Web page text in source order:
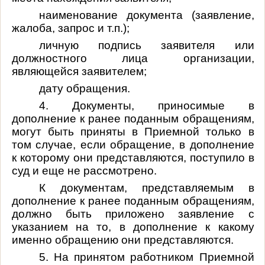
наименование документа (заявление,
жалоба, запрос и т.п.);
личную подпись заявителя или
должностного лица организации,
являющейся заявителем;
дату обращения.
4. Документы, приносимые в
дополнение к ранее поданным обращениям,
могут быть приняты в Приемной только в
том случае, если обращение, в дополнение
к которому они представляются, поступило в
суд и еще не рассмотрено.
К документам, представляемым в
дополнение к ранее поданным обращениям,
должно быть приложено заявление с
указанием на то, в дополнение к какому
именно обращению они представляются.
5. На принятом работником Приемной